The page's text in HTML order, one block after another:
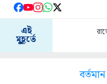
এই
মুহূর্তে
বর্তমান